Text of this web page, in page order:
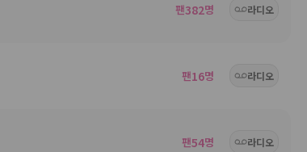
팬382명 라디오
팬16명 라디오
팬54명 라디오